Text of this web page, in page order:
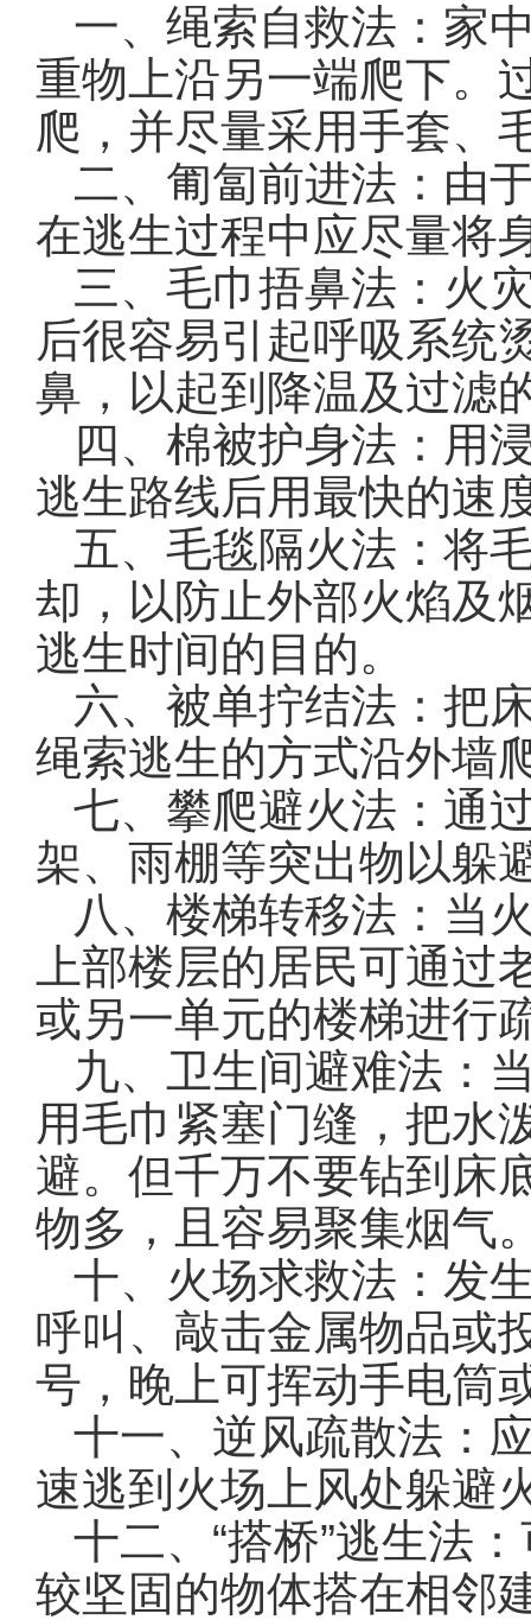
一、绳索自救法：家
重物上沿另一端爬下。
爬，并尽量采用手套、
二、匍匐前进法：由
在逃生过程中应尽量将
三、毛巾捂鼻法：火
后很容易引起呼吸系统
鼻，以起到降温及过滤
四、棉被护身法：用
逃生路线后用最快的速
五、毛毯隔火法：将
却，以防止外部火焰及
逃生时间的目的。
六、被单拧结法：把
绳索逃生的方式沿外墙
七、攀爬避火法：通
架、雨棚等突出物以躲
八、楼梯转移法：当
上部楼层的居民可通
或另一单元的楼梯进行
九、卫生间避难法：
用毛巾紧塞门缝，把水
避。但千万不要钻到床
物多，且容易聚集烟气
十、火场求救法：发
呼叫、敲击金属物品或
号，晚上可挥动手电筒
十一、逆风疏散法：
速逃到火场上风处躲避
十二、“搭桥”逃生法
较坚固的物体搭在相邻